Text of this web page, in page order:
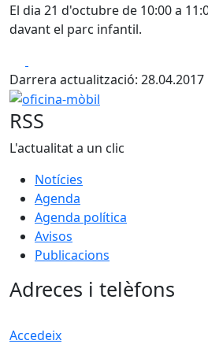
El dia 21 d'octubre de 10:00 a
davant el parc infantil.
Darrera actualització:
oficina-mòbil
RSS
L'actualitat a un clic
Notícies
Agenda
Agenda política
Avisos
Publicacions
Adreces i telèfons
Accedeix